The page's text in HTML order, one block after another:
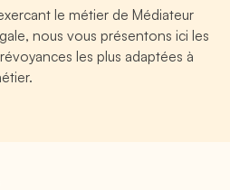
le métier de Médiateur
nous vous présentons ici les
les plus adaptées à